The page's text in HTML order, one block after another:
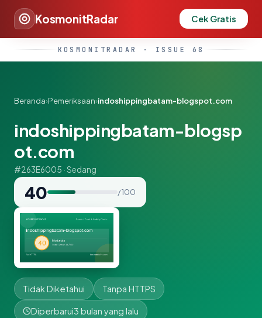
KosmonitRadar Cek Gratis
KOSMONITRADAR · ISSUE 68
Beranda›Pemeriksaan›indoshippingbatam-blogspot.com
indoshippingbatam-blogsp
ot.com
#263E6005 · Sedang
40 / 100
Tidak Diketahui Tanpa HTTPS
Diperbarui3 bulan yang lalu